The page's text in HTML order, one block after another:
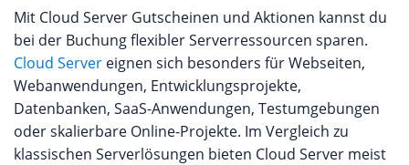
Mit Cloud Server Gutscheinen und Aktionen kannst du
bei der Buchung flexibler Serverressourcen sparen.
Cloud Server eignen sich besonders für Webseiten,
Webanwendungen, Entwicklungsprojekte,
Datenbanken, SaaS-Anwendungen, Testumgebungen
oder skalierbare Online-Projekte. Im Vergleich zu
klassischen Serverlösungen bieten Cloud Server meist